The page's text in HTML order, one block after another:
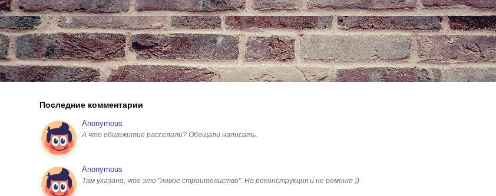
Последние комментарии
Anonymous
А что общежитие расселили? Обещали написать.
Anonymous
Там указано, что это "новое строительство". Не реконструкция и не ремонт ))